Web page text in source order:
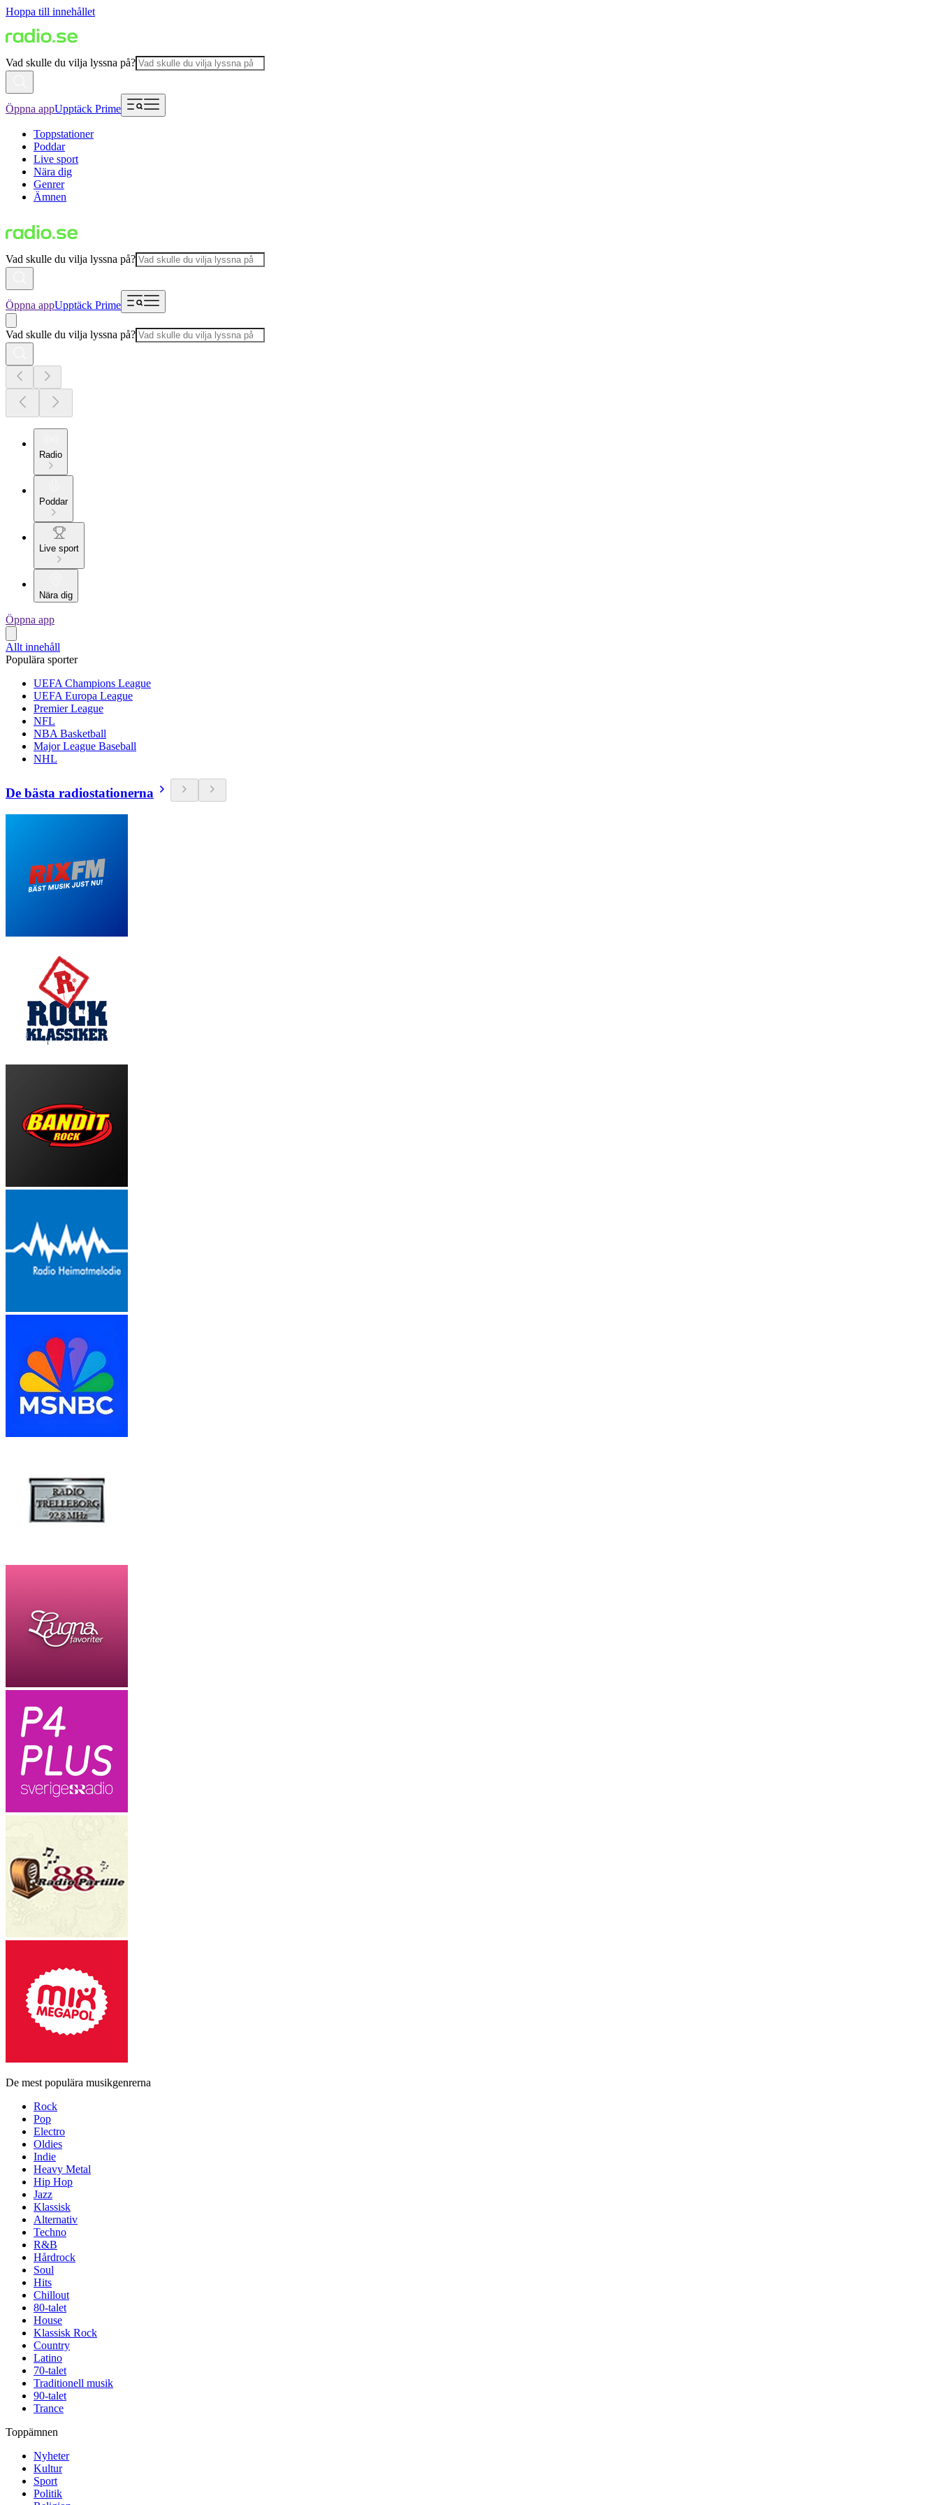
Hoppa till innehållet
Vad skulle du vilja lyssna på?
Öppna appUpptäck Prime
Toppstationer
Poddar
Live sport
Nära dig
Genrer
Ämnen
Vad skulle du vilja lyssna på?
Öppna appUpptäck Prime
Vad skulle du vilja lyssna på?
Radio
Poddar
Live sport
Nära dig
Öppna app
Allt innehåll
Populära sporter
UEFA Champions League
UEFA Europa League
Premier League
NFL
NBA Basketball
Major League Baseball
NHL
De bästa radiostationerna
De mest populära musikgenrerna
Rock
Pop
Electro
Oldies
Indie
Heavy Metal
Hip Hop
Jazz
Klassisk
Alternativ
Techno
R&B
Hårdrock
Soul
Hits
Chillout
80-talet
House
Klassisk Rock
Country
Latino
70-talet
Traditionell musik
90-talet
Trance
Toppämnen
Nyheter
Kultur
Sport
Politik